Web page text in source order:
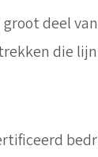
deel
die